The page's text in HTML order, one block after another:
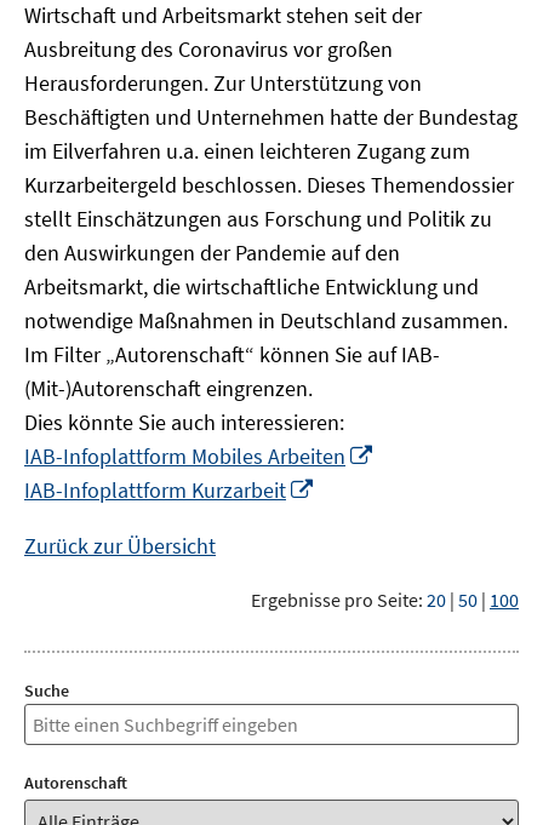
Wirtschaft und Arbeitsmarkt stehen seit der
Ausbreitung des Coronavirus vor großen
Herausforderungen. Zur Unterstützung von
Beschäftigten und Unternehmen hatte der Bundestag
im Eilverfahren u.a. einen leichteren Zugang zum
Kurzarbeitergeld beschlossen. Dieses Themendossier
stellt Einschätzungen aus Forschung und Politik zu
den Auswirkungen der Pandemie auf den
Arbeitsmarkt, die wirtschaftliche Entwicklung und
notwendige Maßnahmen in Deutschland zusammen.
Im Filter „Autorenschaft“ können Sie auf IAB-
(Mit-)Autorenschaft eingrenzen.
Dies könnte Sie auch interessieren:
IAB-Infoplattform Mobiles Arbeiten
IAB-Infoplattform Kurzarbeit
Zurück zur Übersicht
Ergebnisse pro Seite: 20 | 50 | 100
Suche
Autorenschaft